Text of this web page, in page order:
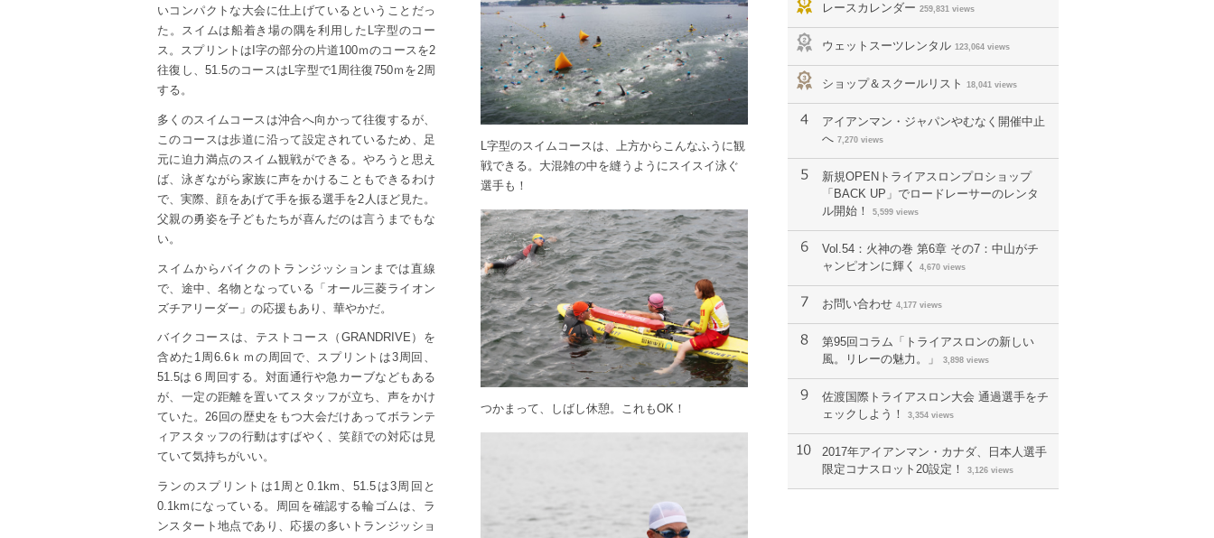
いコンパクトな大会に仕上げているということだっ
た。スイムは船着き場の隅を利用したL字型のコー
ス。スプリントはI字の部分の片道100ｍのコースを2
往復し、51.5のコースはL字型で1周往復750ｍを2周
する。
多くのスイムコースは沖合へ向かって往復するが、
このコースは歩道に沿って設定されているため、足
元に迫力満点のスイム観戦ができる。やろうと思え
ば、泳ぎながら家族に声をかけることもできるわけ
で、実際、顔をあげて手を振る選手を2人ほど見た。
父親の勇姿を子どもたちが喜んだのは言うまでもな
い。
スイムからバイクのトランジッションまでは直線
で、途中、名物となっている「オール三菱ライオン
ズチアリーダー」の応援もあり、華やかだ。
バイクコースは、テストコース（GRANDRIVE）を
含めた1周6.6ｋｍの周回で、スプリントは3周回、
51.5は６周回する。対面通行や急カーブなどもある
が、一定の距離を置いてスタッフが立ち、声をかけ
ていた。26回の歴史をもつ大会だけあってボランテ
ィアスタッフの行動はすばやく、笑顔での対応は見
ていて気持ちがいい。
ランのスプリントは1周と0.1km、51.5は3周回と
0.1kmになっている。周回を確認する輪ゴムは、ラ
ンスタート地点であり、応援の多いトランジッショ
L字型のスイムコースは、上方からこんなふうに観
戦できる。大混雑の中を縫うようにスイスイ泳ぐ
選手も！
つかまって、しばし休憩。これもOK！
レースカレンダー 259,831 views
ウェットスーツレンタル 123,064 views
ショップ＆スクールリスト 18,041 views
アイアンマン・ジャパンやむなく開催中止
へ 7,270 views
新規OPENトライアスロンプロショップ
「BACK UP」でロードレーサーのレンタ
ル開始！
5,599 views
Vol.54：火神の巻 第6章 その7：中山がチ
ャンピオンに輝く
4,670 views
お問い合わせ 4,177 views
第95回コラム「トライアスロンの新しい
風。リレーの魅力。」
3,898 views
佐渡国際トライアスロン大会 通過選手をチ
ェックしよう！
3,354 views
2017年アイアンマン・カナダ、日本人選手
限定コナスロット20設定！
3,126 views